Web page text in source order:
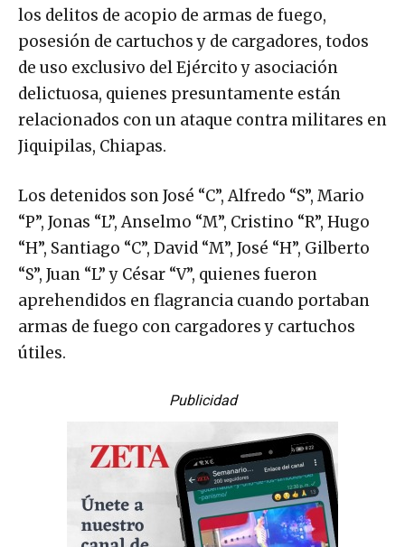
los delitos de acopio de armas de fuego,
posesión de cartuchos y de cargadores, todos
de uso exclusivo del Ejército y asociación
delictuosa, quienes presuntamente están
relacionados con un ataque contra militares en
Jiquipilas, Chiapas.
Los detenidos son José “C”, Alfredo “S”, Mario
“P”, Jonas “L”, Anselmo “M”, Cristino “R”, Hugo
“H”, Santiago “C”, David “M”, José “H”, Gilberto
“S”, Juan “L” y César “V”, quienes fueron
aprehendidos en flagrancia cuando portaban
armas de fuego con cargadores y cartuchos
útiles.
Publicidad